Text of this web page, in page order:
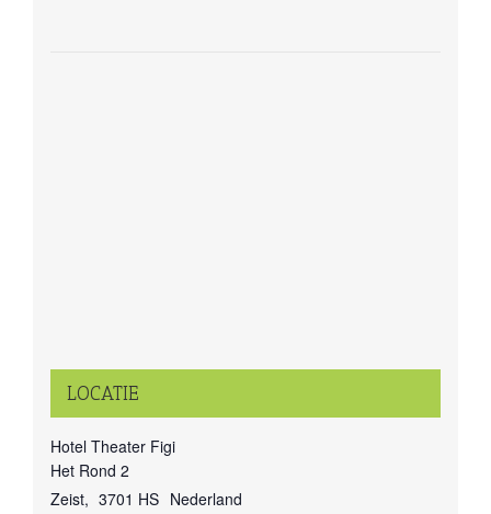
LOCATIE
Hotel Theater Figi
Het Rond 2
Zeist, 3701 HS Nederland